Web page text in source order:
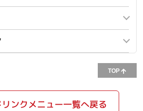
TOP
ンクメニュー一覧へ戻る